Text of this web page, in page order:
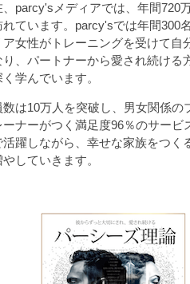
、parcy'sメディアでは、年間720
れています。parcy'sでは年間300
ア女性がトレーニングを受けて自
り、パートナーから愛され続ける
学んでいます。
数は10万人を突破し、男女関係の
ーナーがつく満足度96％のサービ
活躍しながら、幸せな家族をつく
やしていきます。